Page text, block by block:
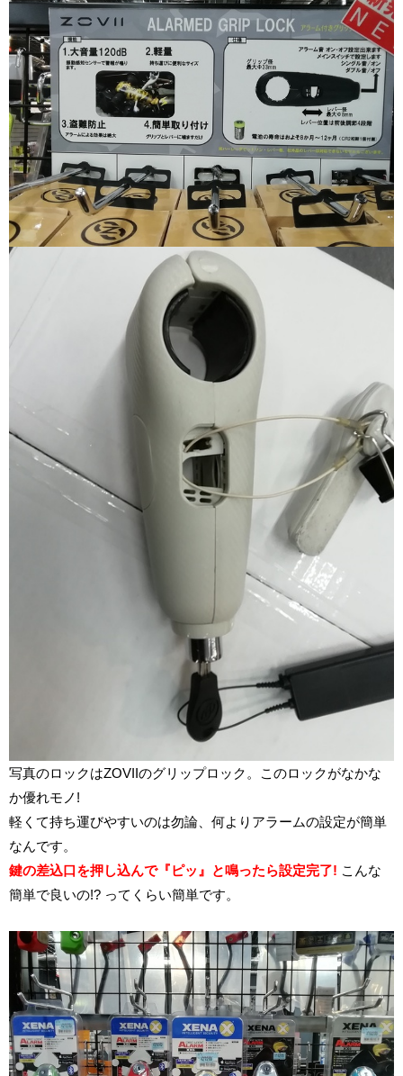
写真のロックはZOVIIのグリップロック。このロックがなかな
か優れモノ!
軽くて持ち運びやすいのは勿論、何よりアラームの設定が簡単
なんです。
鍵の差込口を押し込んで『ピッ』と鳴ったら設定完了! こんな
簡単で良いの!? ってくらい簡単です。